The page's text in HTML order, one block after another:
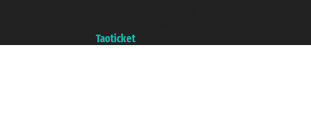
Taoticket